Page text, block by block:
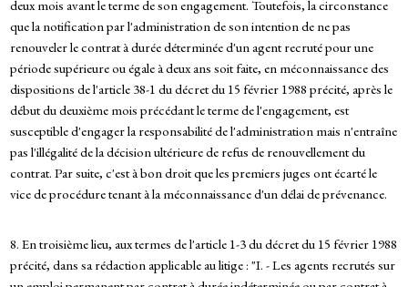
deux mois avant le terme de son engagement. Toutefois, la circonstance
que la notification par l'administration de son intention de ne pas
renouveler le contrat à durée déterminée d'un agent recruté pour une
période supérieure ou égale à deux ans soit faite, en méconnaissance des
dispositions de l'article 38-1 du décret du 15 février 1988 précité, après le
début du deuxième mois précédant le terme de l'engagement, est
susceptible d'engager la responsabilité de l'administration mais n'entraîne
pas l'illégalité de la décision ultérieure de refus de renouvellement du
contrat. Par suite, c'est à bon droit que les premiers juges ont écarté le
vice de procédure tenant à la méconnaissance d'un délai de prévenance.
8. En troisième lieu, aux termes de l'article 1-3 du décret du 15 février 1988
précité, dans sa rédaction applicable au litige : "I. - Les agents recrutés sur